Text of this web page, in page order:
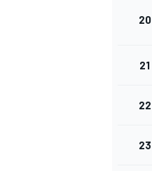
20
21
22
23